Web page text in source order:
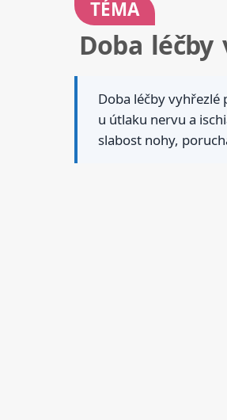
TÉMA
Doba
Doba léčby vyhřezlé
u útlaku nervu a
slabost nohy,